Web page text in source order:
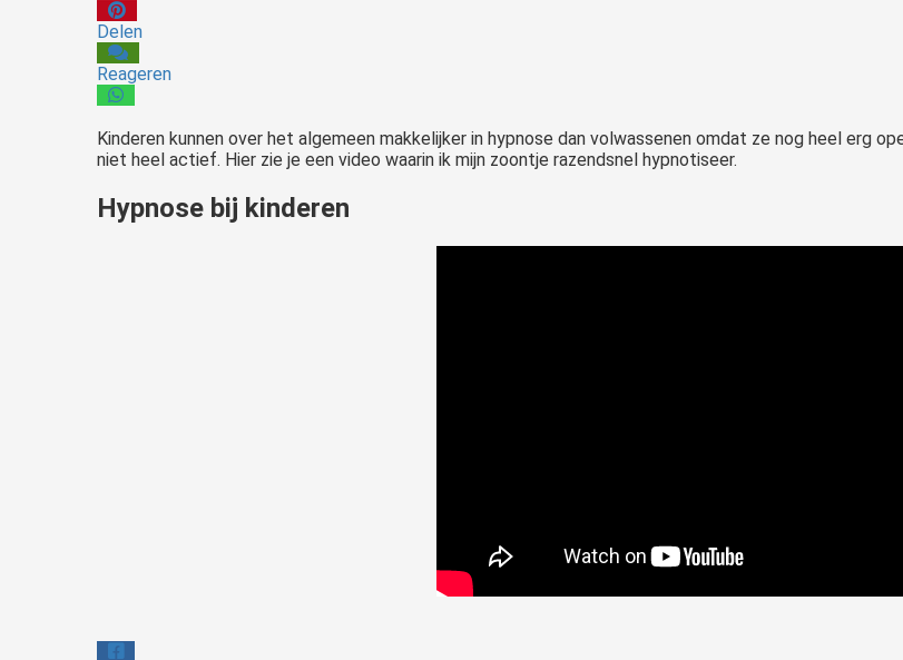
Delen
Reageren
Kinderen kunnen over het algemeen makkelijker in hypnose dan volwassenen omdat ze nog heel erg
niet heel actief. Hier zie je een video waarin ik mijn zoontje razendsnel hypnotiseer.
Hypnose bij kinderen